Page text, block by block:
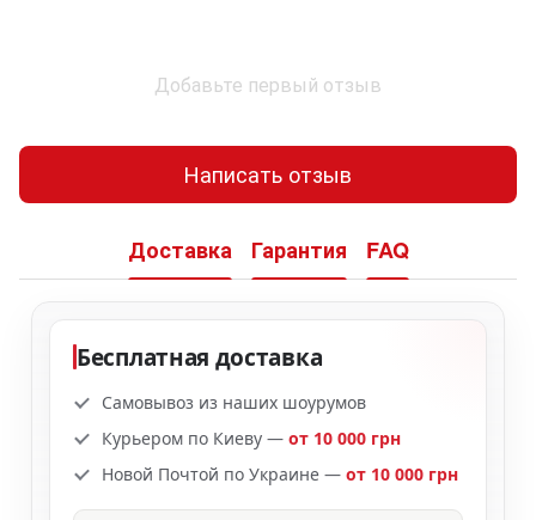
Добавьте первый отзыв
Написать отзыв
Доставка Гарантия FAQ
Бесплатная доставка
Самовывоз из наших шоурумов
Курьером по Киеву — от 10 000 грн
Новой Почтой по Украине — от 10 000 грн